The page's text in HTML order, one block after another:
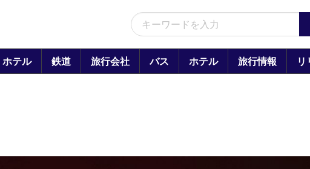
ホテル 鉄道 旅行会社 バス ホテル 旅行情報 リ